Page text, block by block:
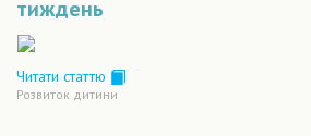
тиждень
Читати статтю
Розвиток дитини